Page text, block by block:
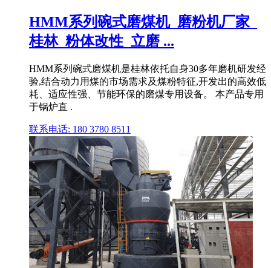
HMM系列碗式磨煤机_磨粉机厂家_
桂林_粉体改性_立磨 ...
HMM系列碗式磨煤机是桂林依托自身30多年磨机研发经
验,结合动力用煤的市场需求及煤粉特征,开发出的高效低
耗、适应性强、节能环保的磨煤专用设备。 本产品专用
于锅炉直 .
联系电话: 180 3780 8511